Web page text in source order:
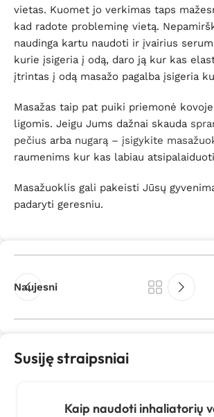
vietas. Kuomet jo verkimas taps
kad radote probleminę vietą.
naudinga kartu naudoti ir įvairius
kurie įsigeria į odą, daro ją kur kas
įtrintas į odą masažo pagalba įsigeria
Masažas taip pat puiki priemonė
ligomis. Jeigu Jums dažnai skauda
pečius arba nugarą – įsigykite
raumenims kur kas labiau
Masažuoklis gali pakeisti Jūsų
padaryti geresniu.
Naujesni
Susiję straipsniai
Kaip naudoti inhaliatorių